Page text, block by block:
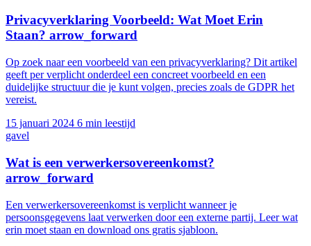
Privacyverklaring Voorbeeld: Wat Moet Erin
Staan? arrow_forward
Op zoek naar een voorbeeld van een privacyverklaring? Dit artikel
geeft per verplicht onderdeel een concreet voorbeeld en een
duidelijke structuur die je kunt volgen, precies zoals de GDPR het
vereist.
15 januari 2024 6 min leestijd
gavel
Wat is een verwerkersovereenkomst?
arrow_forward
Een verwerkersovereenkomst is verplicht wanneer je
persoonsgegevens laat verwerken door een externe partij. Leer wat
erin moet staan en download ons gratis sjabloon.